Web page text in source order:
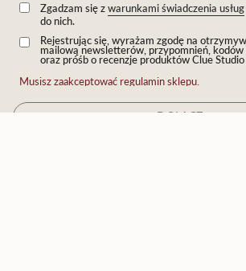
Zgadzam się zwarunkami świadczenia usług
do nich.
Rejestrując się, wyrażam zgodę na
mailową newsletterów, przypomnień,
oraz próśb o recenzje produktów Clue
Musisz zaakceptować regulamin sklepu.
DOŁĄCZ